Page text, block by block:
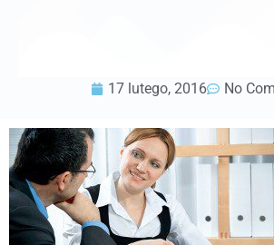
17 lutego, 2016 No